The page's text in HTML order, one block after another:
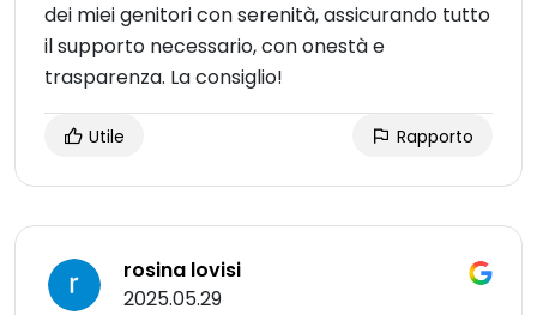
dei miei genitori con serenità, assicurando tutto
il supporto necessario, con onestà e
trasparenza. La consiglio!
Utile Rapporto
rosina lovisi
2025.05.29